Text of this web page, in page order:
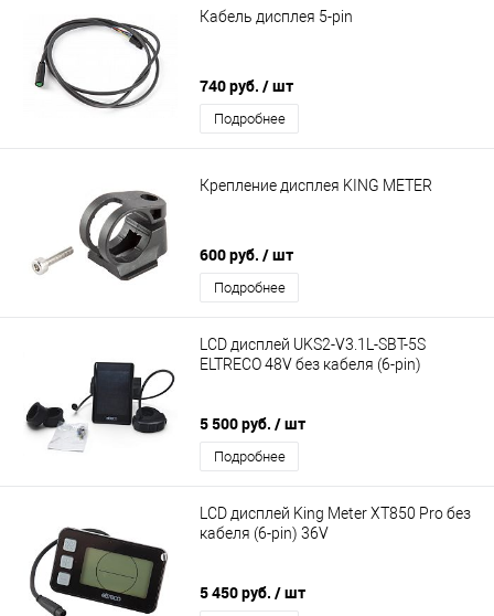
Кабель дисплея 5-pin
740 руб. / шт
Подробнее
Крепление дисплея KING METER
600 руб. / шт
Подробнее
LCD дисплей UKS2-V3.1L-SBT-5S
ELTRECO 48V без кабеля (6-pin)
5 500 руб. / шт
Подробнее
LCD дисплей King Meter XT850 Pro без
кабеля (6-pin) 36V
5 450 руб. / шт